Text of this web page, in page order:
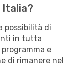
Italia?
possibilità di
in tutta
e
di rimanere nel